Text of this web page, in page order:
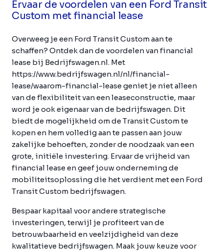
Ervaar de voordelen van een Ford Transit
Custom met financial lease
Overweeg je een Ford Transit Custom aan te
schaffen? Ontdek dan de voordelen van financial
lease bij Bedrijfswagen.nl. Met
https://www.bedrijfswagen.nl/nl/financial-
lease/waarom-financial-lease geniet je niet alleen
van de flexibiliteit van een leaseconstructie, maar
word je ook eigenaar van de bedrijfswagen. Dit
biedt de mogelijkheid om de Transit Custom te
kopen en hem volledig aan te passen aan jouw
zakelijke behoeften, zonder de noodzaak van een
grote, initiële investering. Ervaar de vrijheid van
financial lease en geef jouw onderneming de
mobiliteitsoplossing die het verdient met een Ford
Transit Custom bedrijfswagen.
Bespaar kapitaal voor andere strategische
investeringen, terwijl je profiteert van de
betrouwbaarheid en veelzijdigheid van deze
kwalitatieve bedrijfswagen. Maak jouw keuze voor